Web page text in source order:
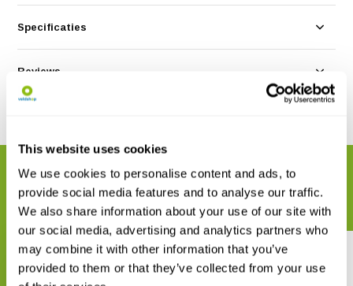
This website uses cookies
We use cookies to personalise content and ads, to
provide social media features and to analyse our traffic.
We also share information about your use of our site with
our social media, advertising and analytics partners who
may combine it with other information that you’ve
provided to them or that they’ve collected from your use
Specificaties
Reviews
GERELATEERDE PRODUCTEN
Maak uw bestelling compleet